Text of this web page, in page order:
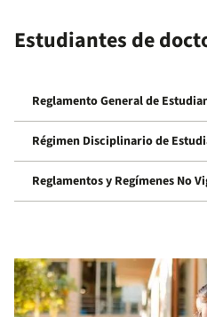
Estudiantes de
Reglamento General de
Régimen Disciplinario de
Reglamentos y Regímenes No
Doctorado